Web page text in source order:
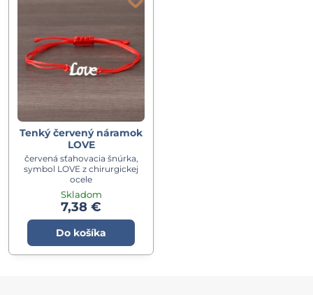
Tenký červený náramok
LOVE
červená sťahovacia šnúrka,
symbol LOVE z chirurgickej
ocele
Skladom
7,38 €
Do košíka